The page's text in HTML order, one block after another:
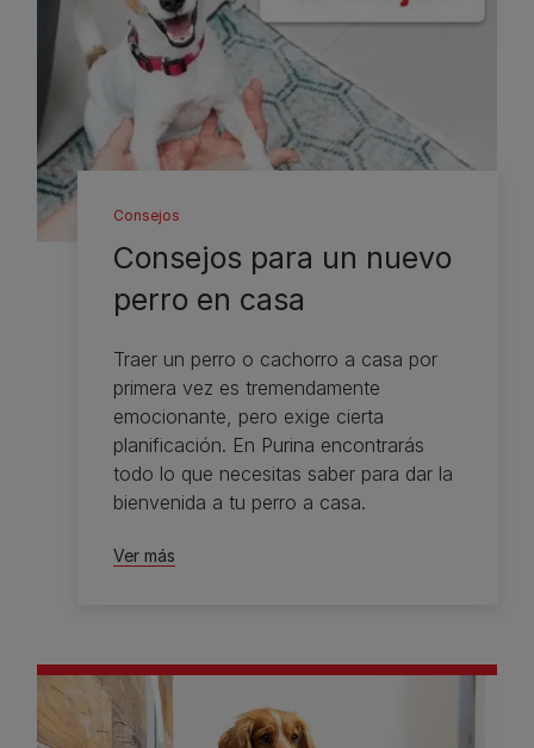
Consejos
Consejos para un nuevo
perro en casa
Traer un perro o cachorro a casa por
primera vez es tremendamente
emocionante, pero exige cierta
planificación. En Purina encontrarás
todo lo que necesitas saber para dar la
bienvenida a tu perro a casa.
Ver más